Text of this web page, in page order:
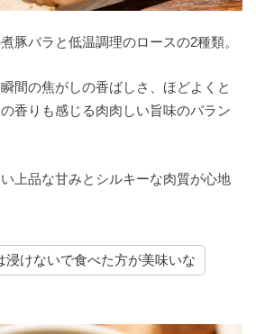
豚バラと低温調理のロースの2種類。
間の焦がしの香ばしさ、ほどよくと
香りも感じる肉肉しい旨味のバラン
上品な甘みとシルキーな肉質が心地
浸けないで食べた方が美味いな